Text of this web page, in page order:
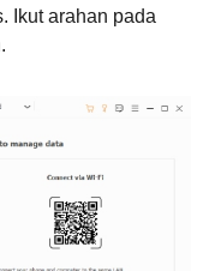
Ikut arahan pada